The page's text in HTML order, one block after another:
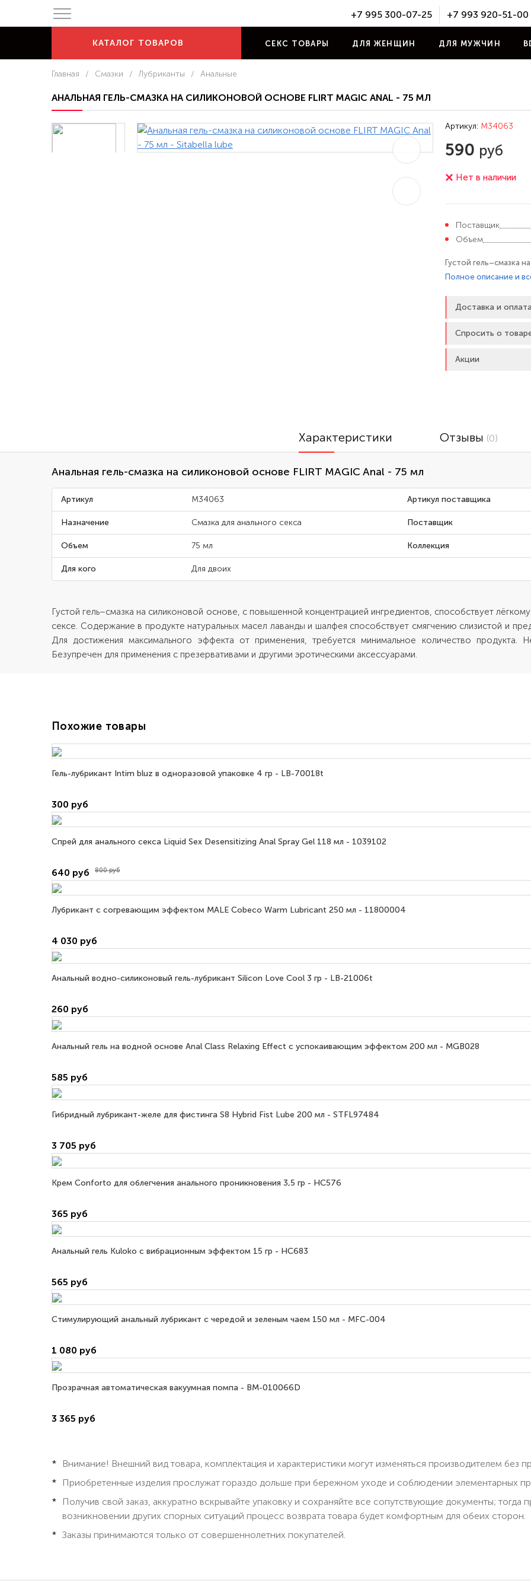
+7 995 300-07-25 +7 993 920-51-00
КАТАЛОГ ТОВАРОВ СЕКС ТОВАРЫ ДЛЯ ЖЕНЩИН ДЛЯ МУЖЧИН
Главная / Смазки / Лубриканты / Анальные
АНАЛЬНАЯ ГЕЛЬ-СМАЗКА НА СИЛИКОНОВОЙ ОСНОВЕ FLIRT MAGIC ANAL - 75 МЛ
Артикул: M34063
590 руб
Нет в наличии
Поставщик
Объем
Густой гель–смазка
ингредиентов,
шалфея
Не создаёт
Полное описание и
Доставка и оплата
Спросить о
Акции
Характеристики Отзывы (0)
Анальная гель-смазка на силиконовой основе FLIRT MAGIC Anal - 75 мл
Артикул M34063 Артикул поставщика
Назначение Смазка для анального секса Поставщик
Объем 75 мл Коллекция
Для кого Для двоих
Густой гель–смазка на силиконовой основе, с повышенной концентрацией ингредиентов, способствует
сексе. Содержание в продукте натуральных масел лаванды и шалфея способствует смягчению слизистой и
Для достижения максимального эффекта от применения, требуется минимальное количество продукта.
Безупречен для применения с презервативами и другими эротическими аксессуарами.
Похожие товары
Гель-лубрикант Intim bluz в одноразовой упаковке 4 гр - LB-70018t
300 руб
Спрей для анального секса Liquid Sex Desensitizing Anal Spray Gel 118 мл - 1039102
640 руб 800 руб
Лубрикант с согревающим эффектом MALE Cobeco Warm Lubricant 250 мл - 11800004
4 030 руб
Анальный водно-силиконовый гель-лубрикант Silicon Love Cool 3 гр - LB-21006t
260 руб
Анальный гель на водной основе Anal Class Relaxing Effect с успокаивающим эффектом 200 мл - MGB028
585 руб
Гибридный лубрикант-желе для фистинга S8 Hybrid Fist Lube 200 мл - STFL97484
3 705 руб
Крем Conforto для облегчения анального проникновения 3,5 гр - HC576
365 руб
Анальный гель Kuloko с вибрационным эффектом 15 гр - HC683
565 руб
Стимулирующий анальный лубрикант с чередой и зеленым чаем 150 мл - MFC-004
1 080 руб
Прозрачная автоматическая вакуумная помпа - BM-010066D
3 365 руб
Внимание! Внешний вид товара, комплектация и характеристики могут изменяться производителем без
Приобретенные изделия прослужат гораздо дольше при бережном уходе и соблюдении элементарных
Получив свой заказ, аккуратно вскрывайте упаковку и сохраняйте все сопутствующие документы; тогда
возникновении других спорных ситуаций процесс возврата товара будет комфортным для обеих сторон.
Заказы принимаются только от совершеннолетних покупателей.